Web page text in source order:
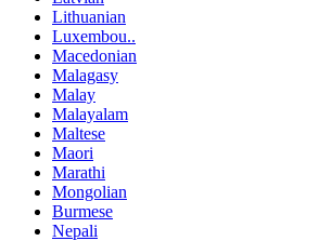
Lithuanian
Luxembou..
Macedonian
Malagasy
Malay
Malayalam
Maltese
Maori
Marathi
Mongolian
Burmese
Nepali